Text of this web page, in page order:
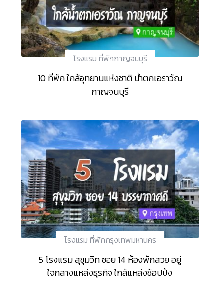
โรงแรม ที่พักกาญจนบุรี
10 ที่พัก ใกล้อุทยานแห่งชาติ น้ำตกเอราวัณ
กาญจนบุรี
โรงแรม ที่พักกรุงเทพมหานคร
5 โรงแรม สุขุมวิท ซอย 14 ห้องพักสวย อยู่
ใจกลางแหล่งธุรกิจ ใกล้แหล่งช้อปปิ้ง